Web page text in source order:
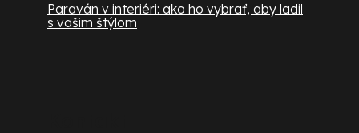
Paraván v interiéri: ako ho vybrať, aby ladil
s vašim štýlom